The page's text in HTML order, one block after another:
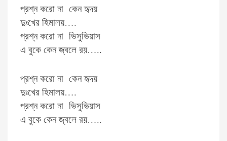
প্রশ্ন করো না কেন হৃদয়
দুঃখের হিমালয়….
প্রশ্ন করো না ভিসুভিয়াস
এ বুকে কেন জ্বলে রয়…..
প্রশ্ন করো না কেন হৃদয়
দুঃখের হিমালয়….
প্রশ্ন করো না ভিসুভিয়াস
এ বুকে কেন জ্বলে রয়…..